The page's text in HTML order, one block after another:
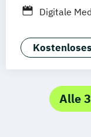
Zürich
Digitale
Alle